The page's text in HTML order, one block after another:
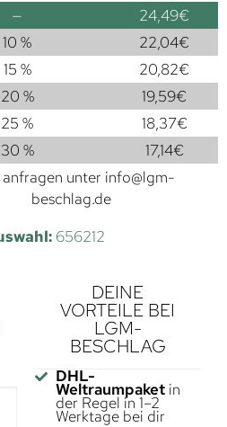
— 24,49€
10 % 22,04€
15 % 20,82€
20 % 19,59€
25 % 18,37€
30 % 17,14€
unter info@lgm-
beschlag.de
656212
DEINE
VORTEILE BEI
LGM-
BESCHLAG
DHL-
Weltraumpaketin
der Regel in 1–2
Werktage bei dir